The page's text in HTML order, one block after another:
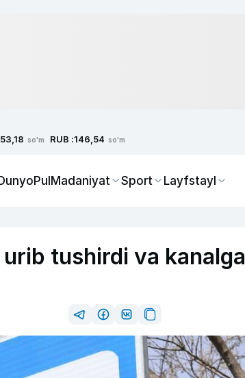
so'm RUB :146,54 so'm
PulMadaniyat Sport Layfstayl
tushirdi va kanalga